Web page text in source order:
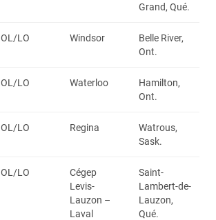
Grand, Qué.
OL/LO Windsor
Belle River,
Ont.
OL/LO Waterloo
Hamilton,
Ont.
OL/LO Regina
Watrous,
Sask.
OL/LO
Cégep
Levis-
Lauzon –
Laval
Saint-
Lambert-de-
Lauzon,
Qué.